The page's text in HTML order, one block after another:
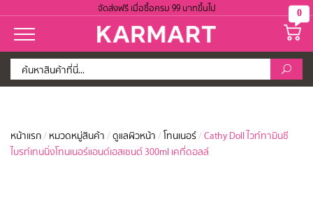
จัดส่งฟรี เมื่อซื้อครบ 99 บาทขึ้นไป 0
หน้าแรก / หมวดหมู่สินค้า /ดูแลผิวหน้า /โทนเนอร์ /Cathy Doll ไวท์ทามินซี
ไบรท์เทนนิ่งโทนเนอร์แอนด์เอสเซนต์ 300ml เคที่ดอลล์